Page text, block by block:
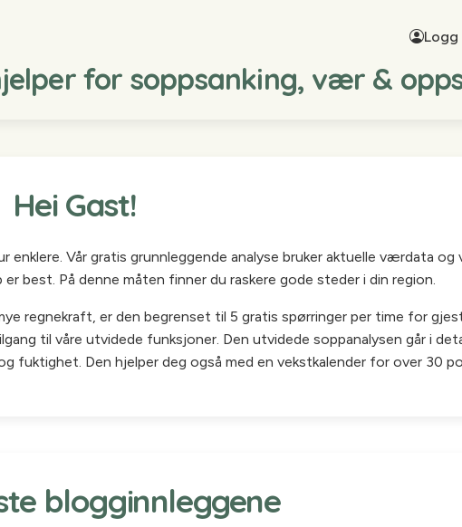
Logg
for soppsanking, vær &
Hei Gast!
Vår gratis grunnleggende analyse bruker aktuelle værdata og
best. På denne måten finner du raskere gode steder i din region.
regnekraft, er den begrenset til 5 gratis spørringer per time for
til våre utvidede funksjoner. Den utvidede soppanalysen går i
fuktighet. Den hjelper deg også med en vekstkalender for over 30
blogginnleggene